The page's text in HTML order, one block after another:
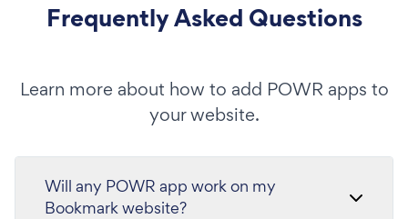
Frequently Asked Questions
Learn more about how to add POWR apps to
your website.
Will any POWR app work on my
Bookmark website?